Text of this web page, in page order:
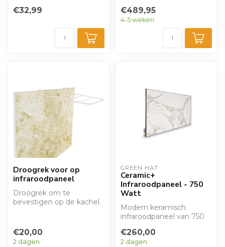
uw kleding en handd...
€32,99
d...
€489,95
4-5 weken
Droogrek voor op
infraroodpaneel
Droogrek om te
bevestigen op de kachel.
€20,00
2 dagen
GREEN HAT
Ceramic+
Infraroodpaneel - 750
Watt
Modern keramisch
infraroodpaneel van 750
Van ons 'Green Ha...
€260,00
2 dagen